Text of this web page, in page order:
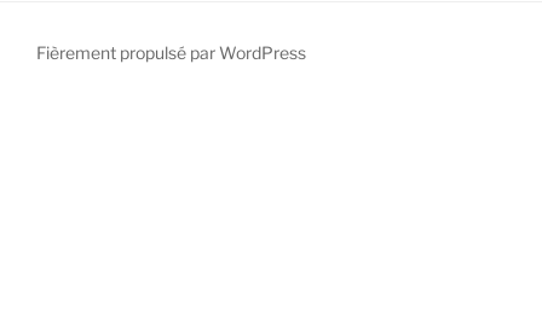
Fièrement propulsé par WordPress